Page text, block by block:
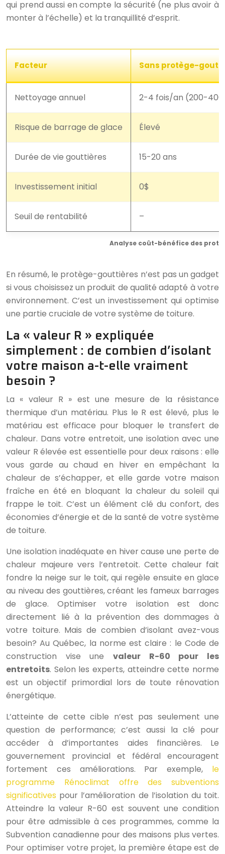
qui prend aussi en compte la sécurité (ne plus avoir à
monter à l’échelle) et la tranquillité d’esprit.
Analyse coût-bénéfice des
Facteur Sans protège-
Nettoyage annuel 2-4 fois/an (200-
Risque de barrage de glace Élevé
Durée de vie gouttières 15-20 ans
Investissement initial 0$
Seuil de rentabilité –
En résumé, le protège-gouttières n’est pas un gadget
si vous choisissez un produit de qualité adapté à votre
environnement. C’est un investissement qui optimise
une partie cruciale de votre système de toiture.
La « valeur R » expliquée
simplement : de combien d’isolant
votre maison a-t-elle vraiment
besoin ?
La « valeur R » est une mesure de la résistance
thermique d’un matériau. Plus le R est élevé, plus le
matériau est efficace pour bloquer le transfert de
chaleur. Dans votre entretoit, une isolation avec une
valeur R élevée est essentielle pour deux raisons : elle
vous garde au chaud en hiver en empêchant la
chaleur de s’échapper, et elle garde votre maison
fraîche en été en bloquant la chaleur du soleil qui
frappe le toit. C’est un élément clé du confort, des
économies d’énergie et de la santé de votre système
de toiture.
Une isolation inadéquate en hiver cause une perte de
chaleur majeure vers l’entretoit. Cette chaleur fait
fondre la neige sur le toit, qui regèle ensuite en glace
au niveau des gouttières, créant les fameux barrages
de glace. Optimiser votre isolation est donc
directement lié à la prévention des dommages à
votre toiture. Mais de combien d’isolant avez-vous
besoin? Au Québec, la norme est claire : le Code de
construction vise une valeur R-60 pour les
entretoits. Selon les experts, atteindre cette norme
est un objectif primordial lors de toute rénovation
énergétique.
L’atteinte de cette cible n’est pas seulement une
question de performance; c’est aussi la clé pour
accéder à d’importantes aides financières. Le
gouvernement provincial et fédéral encouragent
fortement ces améliorations. Par exemple, le
programme Rénoclimat offre des subventions
significatives pour l’amélioration de l’isolation du toit.
Atteindre la valeur R-60 est souvent une condition
pour être admissible à ces programmes, comme la
Subvention canadienne pour des maisons plus vertes.
Pour optimiser votre projet, la première étape est de